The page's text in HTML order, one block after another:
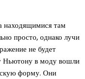
находящимися там
просто, однако лучи
не будет
Ньютону в моду вошли
форму. Они